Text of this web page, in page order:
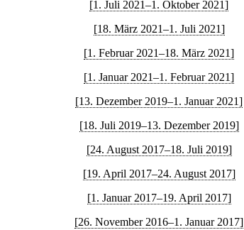
[1. Juli 2021–1. Oktober 2021]
[18. März 2021–1. Juli 2021]
[1. Februar 2021–18. März 2021]
[1. Januar 2021–1. Februar 2021]
[13. Dezember 2019–1. Januar 2021]
[18. Juli 2019–13. Dezember 2019]
[24. August 2017–18. Juli 2019]
[19. April 2017–24. August 2017]
[1. Januar 2017–19. April 2017]
[26. November 2016–1. Januar 2017]